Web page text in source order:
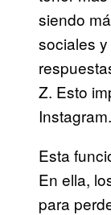
siendo
sociales
Z. Esto
Instagram.
Esta
En ella,
para